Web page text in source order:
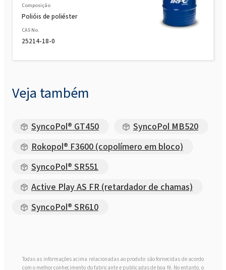
Rokopol M5020 (Poliéter poliol)
Rokopol® M6010 (poliéter poliol)
Rokopol MH2000 (Poliéter poliol)
Rokopol® MS5215
Rokopol® MS5225
Composição
Polióis de poliéster
CAS No.
25214-18-0
Veja também
SyncoPol® GT450
SyncoPol MB520
Rokopol® F3600 (copolímero em bloco)
SyncoPol® SR551
Active Play AS FR (retardador de chamas)
SyncoPol® SR610
Todas as informações acima relacionadas ao produto são fornecidas de acordo
com o melhor conhecimento do fabricante e publicadas de boa fé. No entanto, o